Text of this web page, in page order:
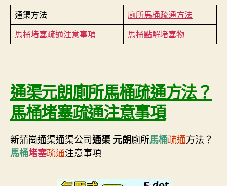
通渠方法
廁所馬桶疏通方法
馬桶堵塞疏通注意事項
馬桶點解堵塞物
通渠元朗廁所馬桶疏通方法？
馬桶堵塞疏通注意事項
新蒲崗通渠通渠公司通渠 元朗廁所馬桶疏通方法？
馬桶堵塞疏通注意事項